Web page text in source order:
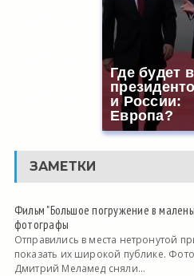
Где будет
и России:
Европа?
ЗАМЕТКИ
Фильм "Большое погружение в
фотографы
Отправились в места нетронутой
показать их широкой публике.
Дмитрий Меламед сняли...